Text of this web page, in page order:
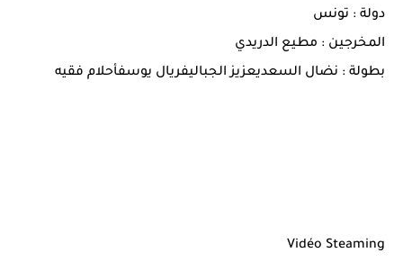
دولة : تونس
المخرجين : مطيع الدريدي
بطولة : نضال السعديعزيز الجباليفريال يوسفأحلام فقيه
Vidéo Steaming